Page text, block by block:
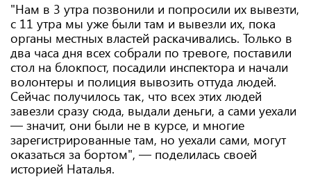
"Нам в 3 утра позвонили и попросили их вывезти,
с 11 утра мы уже были там и вывезли их, пока
органы местных властей раскачивались. Только в
два часа дня всех собрали по тревоге, поставили
стол на блокпост, посадили инспектора и начали
волонтеры и полиция вывозить оттуда людей.
Сейчас получилось так, что всех этих людей
завезли сразу сюда, выдали деньги, а сами уехали
— значит, они были не в курсе, и многие
зарегистрированные там, но уехали сами, могут
оказаться за бортом", — поделилась своей
историей Наталья.